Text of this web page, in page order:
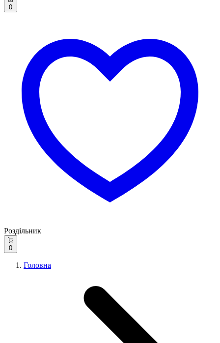
0
Роздільник
0
Головна